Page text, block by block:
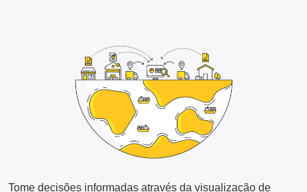
Tome decisões informadas através da visualização de